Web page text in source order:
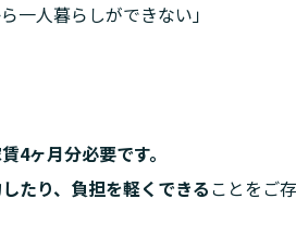
一人暮らしができない」
たり、負担を軽くできることをご